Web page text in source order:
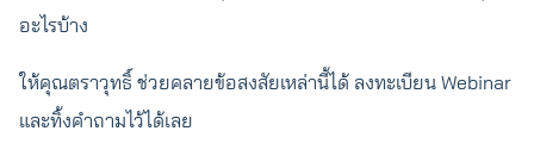
อะไรบ้าง
ให้คุณตราวุทธิ์ ช่วยคลายข้อสงสัยเหล่านี้ได้ ลงทะเบียน Webinar
และทิ้งคำถามไว้ได้เลย